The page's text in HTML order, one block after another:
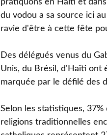
pratiquons en Haïti et
du vodou a sa source ici
ravie d'être à cette fête
Des délégués venus du
Unis, du Brésil, d'Haïti ont
marquée par le défilé des
Selon les statistiques,
religions traditionnelles